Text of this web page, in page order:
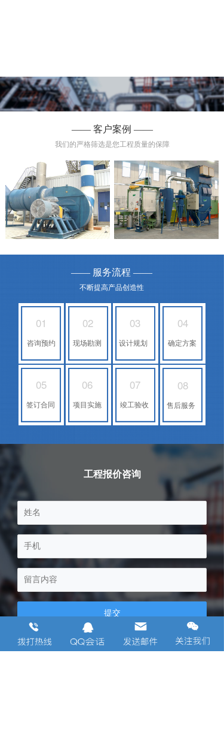
—— 客户案例 ——
我们的严格筛选是您工程质量的保障
—— 服务流程 ——
不断提高产品创造性
01
咨询预约
02
现场勘测
03
设计规划
04
确定方案
05
签订合同
06
项目实施
07
竣工验收
08
售后服务
工程报价咨询